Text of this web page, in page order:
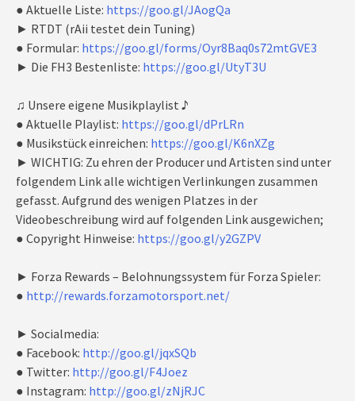
● Aktuelle Liste: https://goo.gl/JAogQa
► RTDT (rAii testet dein Tuning)
● Formular: https://goo.gl/forms/Oyr8Baq0s72mtGVE3
► Die FH3 Bestenliste: https://goo.gl/UtyT3U
♫ Unsere eigene Musikplaylist ♪
● Aktuelle Playlist: https://goo.gl/dPrLRn
● Musikstück einreichen: https://goo.gl/K6nXZg
► WICHTIG: Zu ehren der Producer und Artisten sind unter
folgendem Link alle wichtigen Verlinkungen zusammen
gefasst. Aufgrund des wenigen Platzes in der
Videobeschreibung wird auf folgenden Link ausgewichen;
● Copyright Hinweise: https://goo.gl/y2GZPV
► Forza Rewards – Belohnungssystem für Forza Spieler:
● http://rewards.forzamotorsport.net/
► Socialmedia:
● Facebook: http://goo.gl/jqxSQb
● Twitter: http://goo.gl/F4Joez
● Instagram: http://goo.gl/zNjRJC